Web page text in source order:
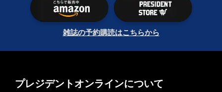
雑誌の予約購読はこちらから
プレジデントオンラインについて